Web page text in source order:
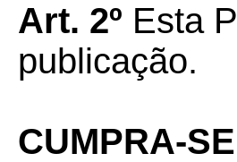
Art. 2º Esta
publicação.
CUMPRA-SE